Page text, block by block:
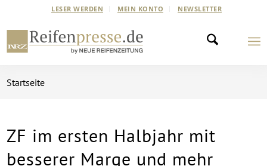
LESER WERDEN MEIN KONTO NEWSLETTER
Startseite
ZF im ersten Halbjahr mit
besserer Marge und mehr